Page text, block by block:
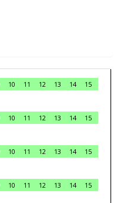
10 11 12 13 14
15
10 11 12 13 14
15
10 11 12 13 14
15
10 11 12 13 14
15